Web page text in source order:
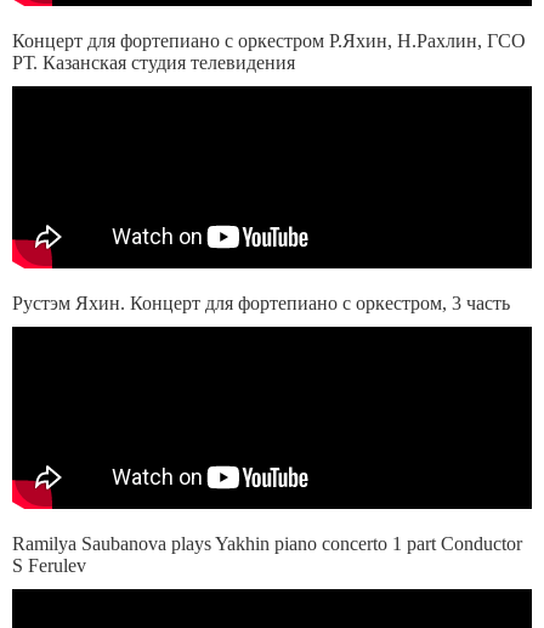
Концерт для фортепиано с оркестром Р.Яхин, Н.Рахлин, ГСО
РТ. Казанская студия телевидения
Рустэм Яхин. Концерт для фортепиано с оркестром, 3 часть
Ramilya Saubanova plays Yakhin piano concerto 1 part Conductor
S Ferulev